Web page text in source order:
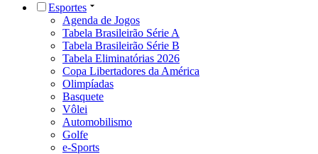
Esportes
Agenda de Jogos
Tabela Brasileirão Série A
Tabela Brasileirão Série B
Tabela Eliminatórias 2026
Copa Libertadores da América
Olimpíadas
Basquete
Vôlei
Automobilismo
Golfe
e-Sports